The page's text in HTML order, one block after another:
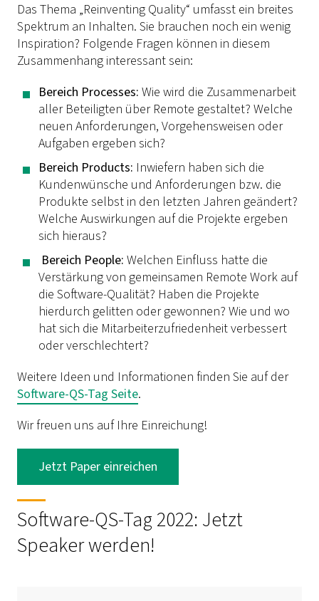
Das Thema „Reinventing Quality“ umfasst ein breites
Spektrum an Inhalten. Sie brauchen noch ein wenig
Inspiration? Folgende Fragen können in diesem
Zusammenhang interessant sein:
Bereich Processes: Wie wird die Zusammenarbeit
aller Beteiligten über Remote gestaltet? Welche
neuen Anforderungen, Vorgehensweisen oder
Aufgaben ergeben sich?
Bereich Products: Inwiefern haben sich die
Kundenwünsche und Anforderungen bzw. die
Produkte selbst in den letzten Jahren geändert?
Welche Auswirkungen auf die Projekte ergeben
sich hieraus?
Bereich People: Welchen Einfluss hatte die
Verstärkung von gemeinsamen Remote Work auf
die Software-Qualität? Haben die Projekte
hierdurch gelitten oder gewonnen? Wie und wo
hat sich die Mitarbeiterzufriedenheit verbessert
oder verschlechtert?
Weitere Ideen und Informationen finden Sie auf der
Software-QS-Tag Seite.
Wir freuen uns auf Ihre Einreichung!
Jetzt Paper einreichen
Software-QS-Tag 2022: Jetzt
Speaker werden!